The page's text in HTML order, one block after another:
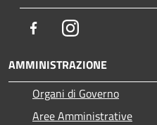
FacebookInstagram
AMMINISTRAZIONE
Organi di Governo
Aree Amministrative